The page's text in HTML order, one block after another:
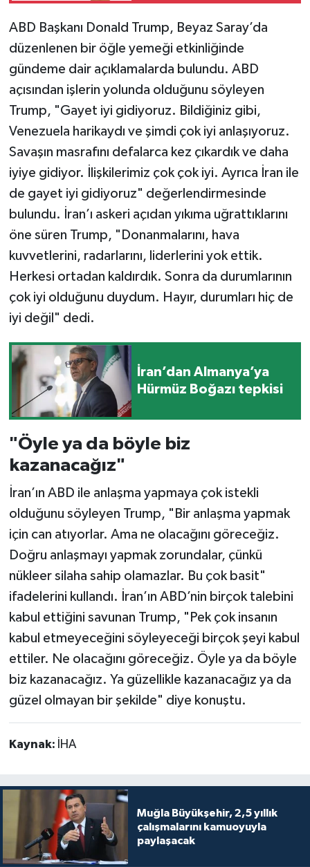
ABD Başkanı Donald Trump, Beyaz Saray’da
düzenlenen bir öğle yemeği etkinliğinde
gündeme dair açıklamalarda bulundu. ABD
açısından işlerin yolunda olduğunu söyleyen
Trump, "Gayet iyi gidiyoruz. Bildiğiniz gibi,
Venezuela harikaydı ve şimdi çok iyi anlaşıyoruz.
Savaşın masrafını defalarca kez çıkardık ve daha
iyiye gidiyor. İlişkilerimiz çok çok iyi. Ayrıca İran ile
de gayet iyi gidiyoruz" değerlendirmesinde
bulundu. İran’ı askeri açıdan yıkıma uğrattıklarını
öne süren Trump, "Donanmalarını, hava
kuvvetlerini, radarlarını, liderlerini yok ettik.
Herkesi ortadan kaldırdık. Sonra da durumlarının
çok iyi olduğunu duydum. Hayır, durumları hiç de
iyi değil" dedi.
İran’dan Almanya’ya
Hürmüz Boğazı tepkisi
"Öyle ya da böyle biz
kazanacağız"
İran’ın ABD ile anlaşma yapmaya çok istekli
olduğunu söyleyen Trump, "Bir anlaşma yapmak
için can atıyorlar. Ama ne olacağını göreceğiz.
Doğru anlaşmayı yapmak zorundalar, çünkü
nükleer silaha sahip olamazlar. Bu çok basit"
ifadelerini kullandı. İran’ın ABD’nin birçok talebini
kabul ettiğini savunan Trump, "Pek çok insanın
kabul etmeyeceğini söyleyeceği birçok şeyi kabul
ettiler. Ne olacağını göreceğiz. Öyle ya da böyle
biz kazanacağız. Ya güzellikle kazanacağız ya da
güzel olmayan bir şekilde" diye konuştu.
Kaynak: İHA
Muğla Büyükşehir, 2,5 yıllık
çalışmalarını kamuoyuyla
paylaşacak